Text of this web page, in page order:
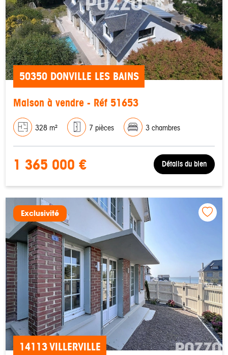
50350 DONVILLE LES BAINS
Maison à vendre - Réf 51653
328 m² 7 pièces 3 chambres
1 365 000 € Détails du bien
Exclusivité
14113 VILLERVILLE